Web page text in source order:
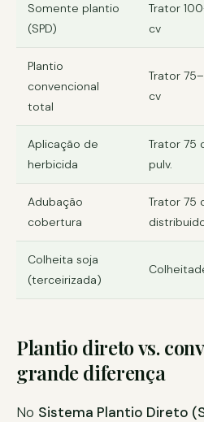
Somente plantio
(SPD)
Trator
cv
Plantio
convencional
total
Trator
cv
Aplicação de
herbicida
Trator 75
pulv.
Adubação
cobertura
Trator 75
Colheita soja
(terceirizada)
Plantio direto vs.
grande diferença
No Sistema Plantio Direto